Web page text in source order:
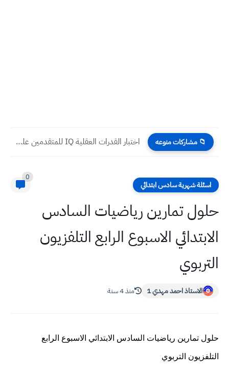
📁 مشاركات منوعه اختبار القدرات العقلية IQ للمتقدمين على مدارس المتميزين 2025
اسئلة شهرية سادس ابتدائي
0
حلول تمارين رياضيات السادس
الابتدائي الاسبوع الرابع التلفزيون
التربوي
الاستاذ احمد مهدي 1 منذ 4 سنة
حلول تمارين رياضيات السادس الابتدائي الاسبوع الرابع
التلفزيون التربوي